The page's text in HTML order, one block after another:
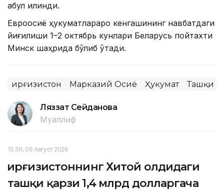
қабул қилинди.
Евроосиё ҳукуматлараро кенгашининг навбатдаги
йиғилиши 1–2 октябрь кунлари Беларусь пойтахти
Минск шаҳрида бўлиб ўтади.
Қирғизистон Марказий Осиё Ҳукумат Ташқи
Ляззат Сейданова
Муаллиф
15:39, 06 Август 2026
Қирғизистоннинг Хитой олдидаги
ташқи қарзи 1,4 млрд долларгача